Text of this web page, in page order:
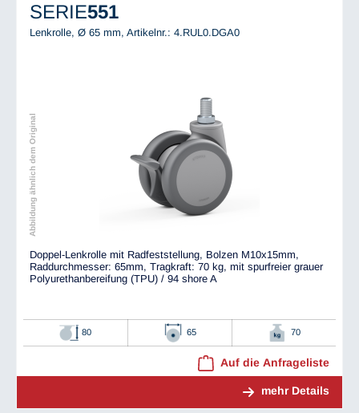
SERIE551
Lenkrolle, Ø 65 mm, Artikelnr.: 4.RUL0.DGA0
Abbildung ähnlich dem Original
Doppel-Lenkrolle mit Radfeststellung, Bolzen M10x15mm,
Raddurchmesser: 65mm, Tragkraft: 70 kg, mit spurfreier grauer
Polyurethanbereifung (TPU) / 94 shore A
80 65 70
Auf die Anfrageliste
mehr Details